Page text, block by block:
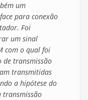
um
para conexão
Foi
um sinal
com o qual foi
de transmissão
transmitidas
a hipótese do
transmissão